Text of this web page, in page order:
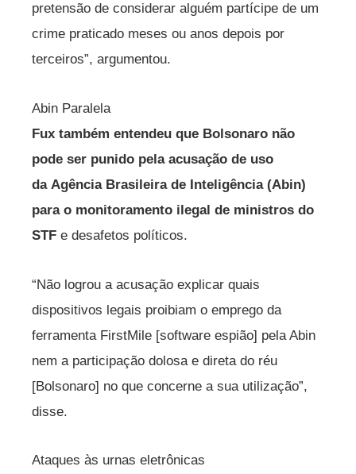
pretensão de considerar alguém partícipe de um
crime praticado meses ou anos depois por
terceiros”, argumentou.
Abin Paralela
Fux também entendeu que Bolsonaro não
pode ser punido pela acusação de uso
da Agência Brasileira de Inteligência (Abin)
para o monitoramento ilegal de ministros do
STF e desafetos políticos.
“Não logrou a acusação explicar quais
dispositivos legais proibiam o emprego da
ferramenta FirstMile [software espião] pela Abin
nem a participação dolosa e direta do réu
[Bolsonaro] no que concerne a sua utilização”,
disse.
Ataques às urnas eletrônicas